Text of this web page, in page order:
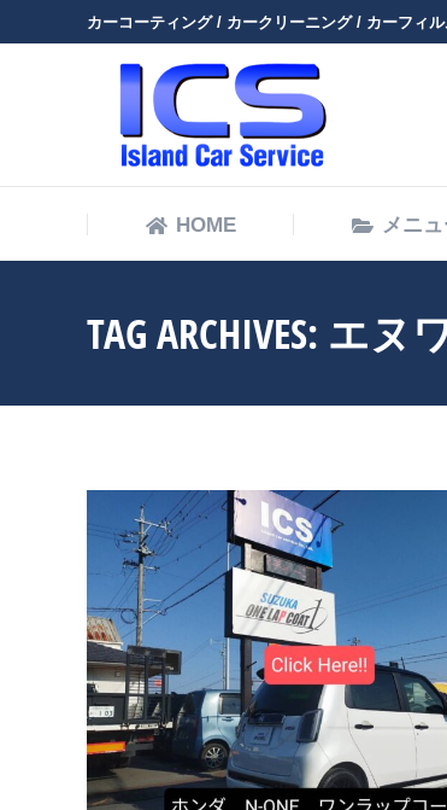
カーコーティング / カークリーニング / カーフィ
HOME メニ
TAG ARCHIVES: エヌ